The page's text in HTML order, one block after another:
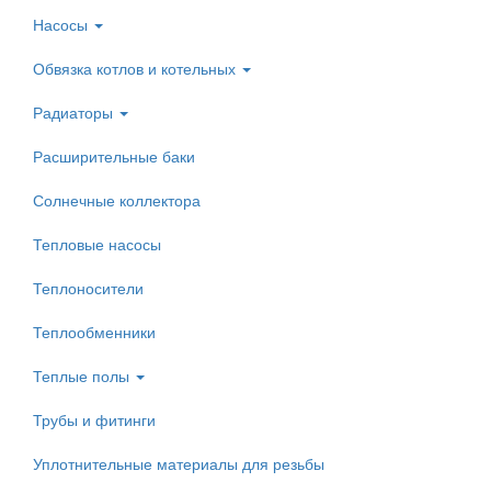
Насосы
Обвязка котлов и котельных
Радиаторы
Расширительные баки
Солнечные коллектора
Тепловые насосы
Теплоносители
Теплообменники
Теплые полы
Трубы и фитинги
Уплотнительные материалы для резьбы